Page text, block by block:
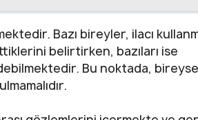
Bazı bireyler, ilacı
belirtirken, bazıları ise
Bu noktada,